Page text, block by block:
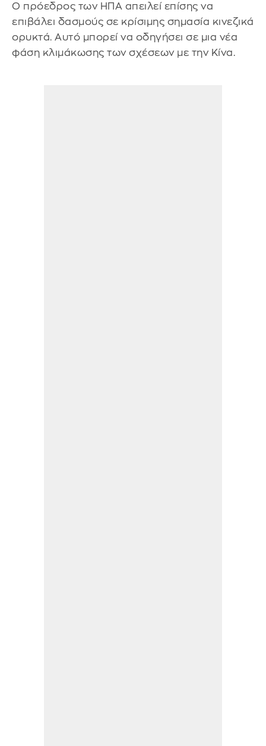
Ο πρόεδρος των ΗΠΑ απειλεί επίσης να
επιβάλει δασμούς σε κρίσιμης σημασία κινεζικά
ορυκτά. Αυτό μπορεί να οδηγήσει σε μια νέα
φάση κλιμάκωσης των σχέσεων με την Κίνα.